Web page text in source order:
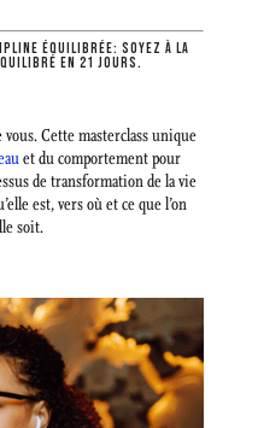
ÉQUILIBRÉE: SOYEZ À LA
EN 21 JOURS.
Cette masterclass unique
et du comportement pour
de transformation de la vie
est, vers où et ce que l’on
soit.